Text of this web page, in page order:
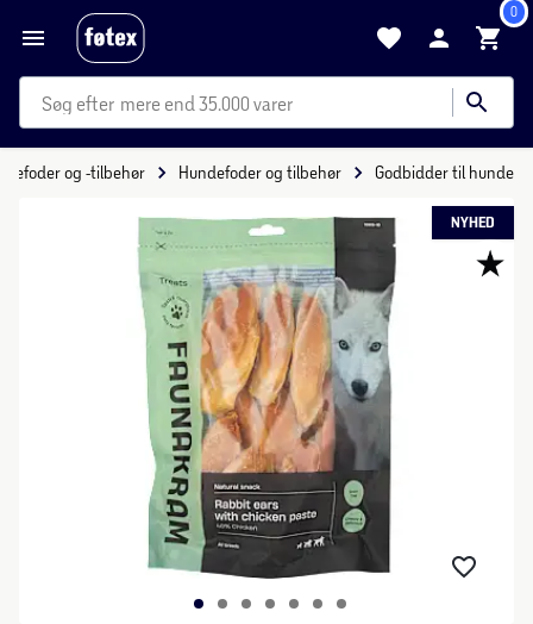
0
mere end 35.000 varer
og -tilbehør Hundefoder og tilbehør Godbidder til hunde
NYHED